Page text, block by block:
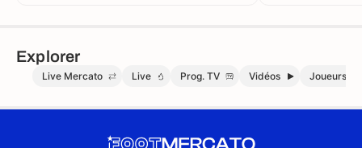
Explorer
Live Mercato Live Prog. TV Vidéos Joueurs